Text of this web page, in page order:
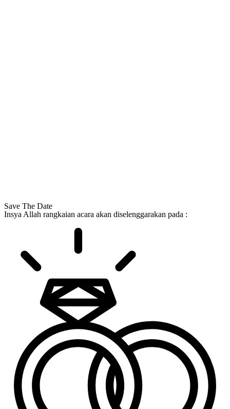
Save The Date
Insya Allah rangkaian acara akan diselenggarakan pada :